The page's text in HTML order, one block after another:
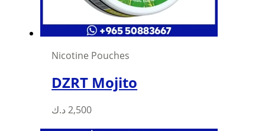
Nicotine Pouches
DZRT Mojito
2,500 د.ك